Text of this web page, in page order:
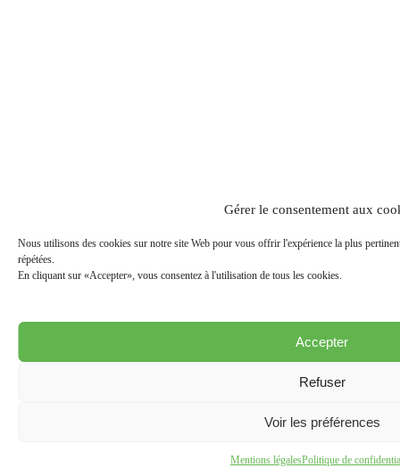
Gérer le consentement aux
Nous utilisons des cookies sur notre site Web pour vous offrir l'expérience la plus
répétées.
En cliquant sur «Accepter», vous consentez à l'utilisation de tous les cookies.
Accepter
Refuser
Voir les préférences
Mentions légalesPolitique de